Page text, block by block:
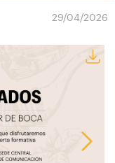
29/04/2026